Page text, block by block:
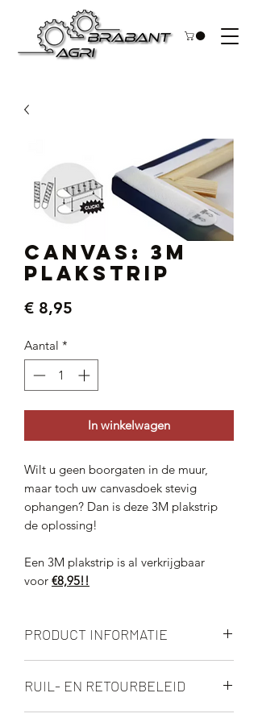
Canvas: 3M
plakstrip
€ 8,95
Aantal *
In winkelwagen
Wilt u geen boorgaten in de muur,
maar toch uw canvasdoek stevig
ophangen? Dan is deze 3M plakstrip
de oplossing!
Een 3M plakstrip is al verkrijgbaar
voor €8,95!!
PRODUCT INFORMATIE
bevestigen en laat geen boorgaten
RUIL- EN RETOURBELEID